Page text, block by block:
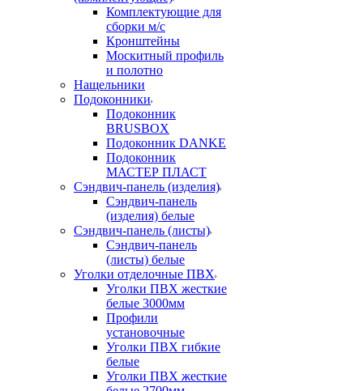
Комплектующие для
сборки м/с
Кронштейны
Москитный профиль
и полотно
Нащельники
Подоконники
Подоконник
BRUSBOX
Подоконник DANKE
Подоконник
МАСТЕР ПЛАСТ
Сэндвич-панель (изделия)
Сэндвич-панель
(изделия) белые
Сэндвич-панель (листы)
Сэндвич-панель
(листы) белые
Уголки отделочные ПВХ
Уголки ПВХ жесткие
белые 3000мм
Профили
установочные
Уголки ПВХ гибкие
белые
Уголки ПВХ жесткие